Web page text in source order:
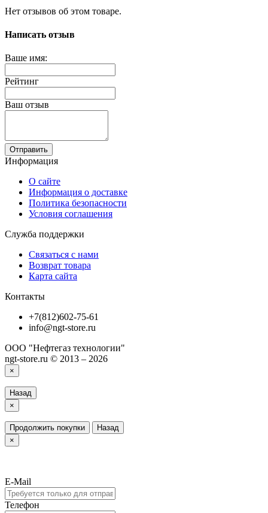
Нет отзывов об этом товаре.
Написать отзыв
Ваше имя:
Рейтинг
Ваш отзыв
Отправить
Информация
О сайте
Информация о доставке
Политика безопасности
Условия соглашения
Служба поддержки
Связаться с нами
Возврат товара
Карта сайта
Контакты
+7(812)602-75-61
info@ngt-store.ru
ООО "Нефтегаз технологии"
ngt-store.ru © 2013 – 2026
×
Назад
×
Продолжить покупки
Назад
×
E-Mail
Телефон